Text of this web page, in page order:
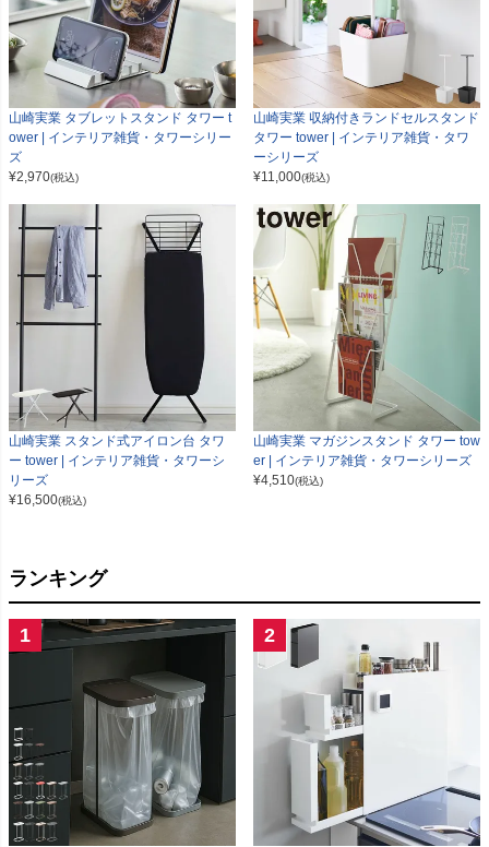
山崎実業 タブレットスタンド タワー t
ower | インテリア雑貨・タワーシリー
ズ
¥2,970(税込)
山崎実業 収納付きランドセルスタンド
タワー tower | インテリア雑貨・タワ
ーシリーズ
¥11,000(税込)
山崎実業 スタンド式アイロン台 タワ
ー tower | インテリア雑貨・タワーシ
リーズ
¥16,500(税込)
山崎実業 マガジンスタンド タワー tow
er | インテリア雑貨・タワーシリーズ
¥4,510(税込)
ランキング
1 2